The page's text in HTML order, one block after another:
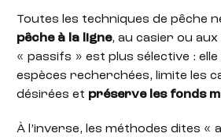
Toutes les techniques de pêche
pêche à la ligne, au casier ou
« passifs » est plus sélective : elle
espèces recherchées, limite les
désirées et préserve les fonds
À l’inverse, les méthodes dites «